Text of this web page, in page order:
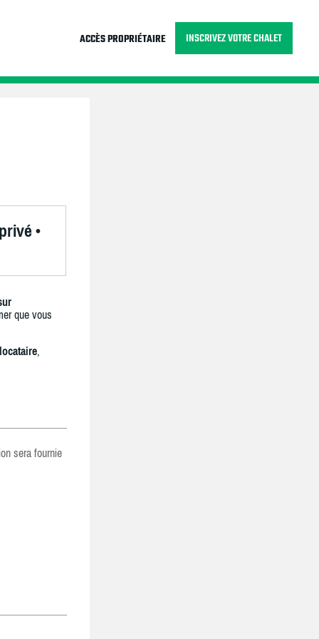
ACCÈS PROPRIÉTAIRE INSCRIVEZ VOTRE CHALET
•
que vous
,
sera fournie